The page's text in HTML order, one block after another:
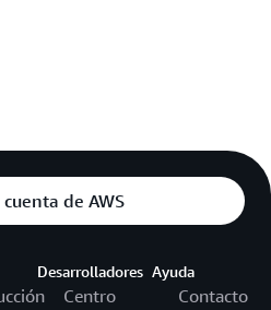
de AWS
Desarrolladores
Centro
Ayuda
Contacto